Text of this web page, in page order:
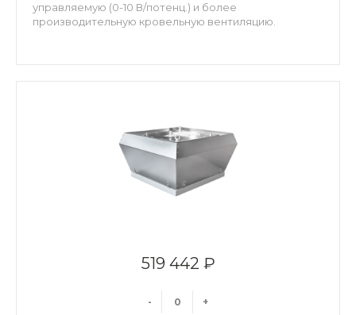
управляемую (0-10 В/потенц.) и более
производительную кровельную вентиляцию.
519 442 ₽
- +